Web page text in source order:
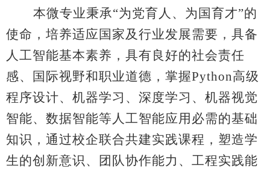
本微专业秉承“为党育人、为国育才”的
使命，培养适应国家及行业发展需要，具备
人工智能基本素养，具有良好的社会责任
感、国际视野和职业道德，掌握Python高级
程序设计、机器学习、深度学习、机器视觉
智能、数据智能等人工智能应用必需的基础
知识，通过校企联合共建实践课程，塑造学
生的创新意识、团队协作能力、工程实践能